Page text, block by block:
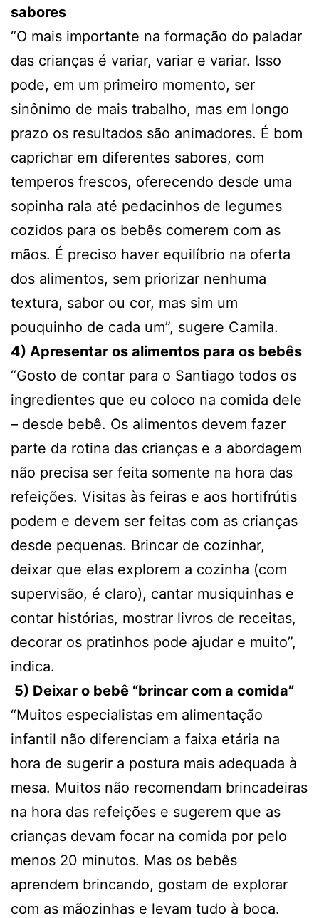
sabores
“O mais importante na formação do paladar
das crianças é variar, variar e variar. Isso
pode, em um primeiro momento, ser
sinônimo de mais trabalho, mas em longo
prazo os resultados são animadores. É bom
caprichar em diferentes sabores, com
temperos frescos, oferecendo desde uma
sopinha rala até pedacinhos de legumes
cozidos para os bebês comerem com as
mãos. É preciso haver equilíbrio na oferta
dos alimentos, sem priorizar nenhuma
textura, sabor ou cor, mas sim um
pouquinho de cada um”, sugere Camila.
4) Apresentar os alimentos para os bebês
“Gosto de contar para o Santiago todos os
ingredientes que eu coloco na comida dele
– desde bebê. Os alimentos devem fazer
parte da rotina das crianças e a abordagem
não precisa ser feita somente na hora das
refeições. Visitas às feiras e aos hortifrútis
podem e devem ser feitas com as crianças
desde pequenas. Brincar de cozinhar,
deixar que elas explorem a cozinha (com
supervisão, é claro), cantar musiquinhas e
contar histórias, mostrar livros de receitas,
decorar os pratinhos pode ajudar e muito”,
indica.
5) Deixar o bebê “brincar com a comida”
“Muitos especialistas em alimentação
infantil não diferenciam a faixa etária na
hora de sugerir a postura mais adequada à
mesa. Muitos não recomendam brincadeiras
na hora das refeições e sugerem que as
crianças devam focar na comida por pelo
menos 20 minutos. Mas os bebês
aprendem brincando, gostam de explorar
com as mãozinhas e levam tudo à boca.